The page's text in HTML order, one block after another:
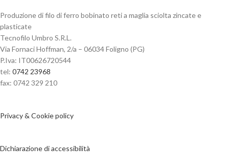
Produzione di filo di ferro bobinato reti a maglia sciolta zincate e
plasticate
Tecnofilo Umbro S.R.L.
Via Fornaci Hoffman, 2/a – 06034 Foligno (PG)
P.Iva: IT00626720544
tel: 0742 23968
fax: 0742 329 210
Privacy & Cookie policy
Dichiarazione di accessibilità